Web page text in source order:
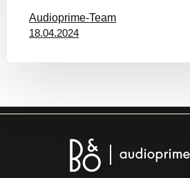
Audioprime-Team
18.04.2024